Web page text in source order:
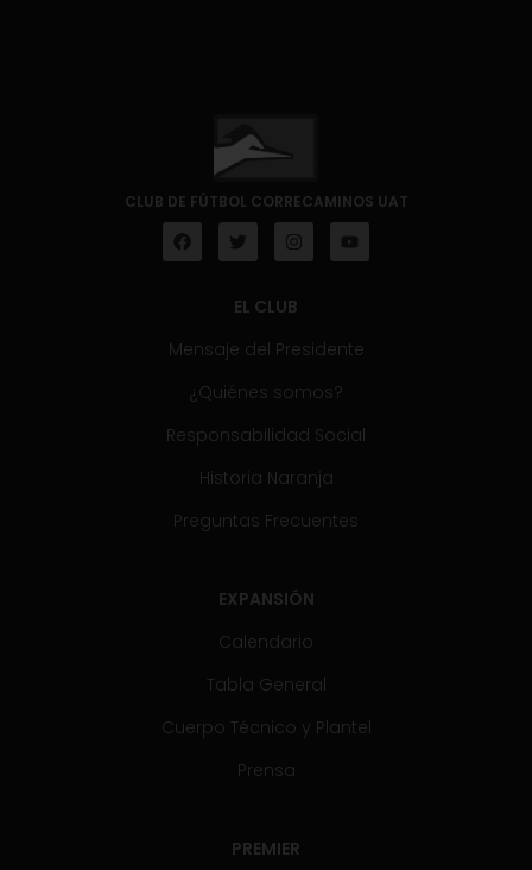
CLUB DE FÚTBOL CORRECAMINOS UAT
EL CLUB
Mensaje del Presidente
¿Quiénes somos?
Responsabilidad Social
Historia Naranja
Preguntas Frecuentes
EXPANSIÓN
Calendario
Tabla General
Cuerpo Técnico y Plantel
Prensa
PREMIER